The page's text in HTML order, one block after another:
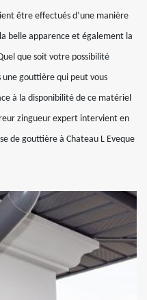
être effectués d’une manière
belle apparence et également la
que soit votre possibilité
une gouttière qui peut vous
à la disponibilité de ce matériel
zingueur expert intervient en
de gouttière à Chateau L Eveque